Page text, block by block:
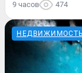
9 часов 474
НЕДВИЖИМОСТЬ